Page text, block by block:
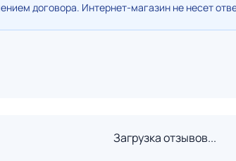
договора. Интернет-магазин не несет
Загрузка отзывов...